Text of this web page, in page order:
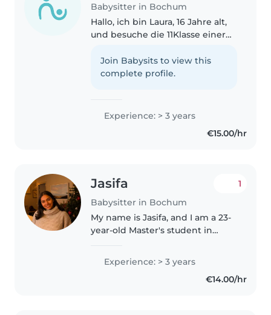
Babysitter in Bochum
Hallo, ich bin Laura, 16 Jahre alt,
und besuche die 11Klasse einer
Kreativität, Selbstständigkeit
und Verantwortungsbewusstsein
Join Babysits to view this
complete profile.
Experience: > 3 years
€15.00/hr
Jasifa
Babysitter in Bochum
1
My name is Jasifa, and I am a 23-
year-old Master's student in
three years of experience as a
nanny and babysitter from
Sweden, where I worked for
Experience: > 3 years
€14.00/hr